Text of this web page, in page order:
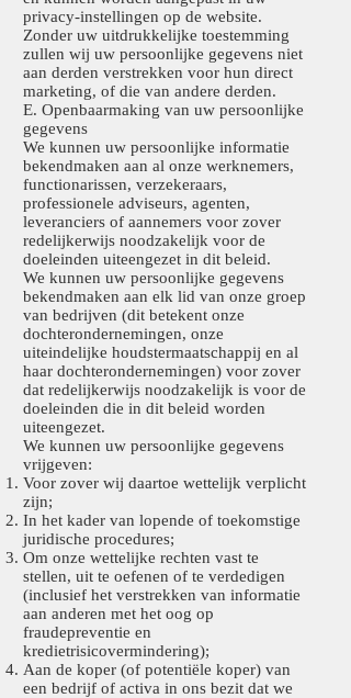
privacy-instellingen op de website.
Zonder uw uitdrukkelijke toestemming
zullen wij uw persoonlijke gegevens niet
aan derden verstrekken voor hun direct
marketing, of die van andere derden.
E. Openbaarmaking van uw persoonlijke
gegevens
We kunnen uw persoonlijke informatie
bekendmaken aan al onze werknemers,
functionarissen, verzekeraars,
professionele adviseurs, agenten,
leveranciers of aannemers voor zover
redelijkerwijs noodzakelijk voor de
doeleinden uiteengezet in dit beleid.
We kunnen uw persoonlijke gegevens
bekendmaken aan elk lid van onze groep
van bedrijven (dit betekent onze
dochterondernemingen, onze
uiteindelijke houdstermaatschappij en al
haar dochterondernemingen) voor zover
dat redelijkerwijs noodzakelijk is voor de
doeleinden die in dit beleid worden
uiteengezet.
We kunnen uw persoonlijke gegevens
vrijgeven:
Voor zover wij daartoe wettelijk verplicht
zijn;
In het kader van lopende of toekomstige
juridische procedures;
Om onze wettelijke rechten vast te
stellen, uit te oefenen of te verdedigen
(inclusief het verstrekken van informatie
aan anderen met het oog op
fraudepreventie en
kredietrisicovermindering);
Aan de koper (of potentiële koper) van
een bedrijf of activa in ons bezit dat we